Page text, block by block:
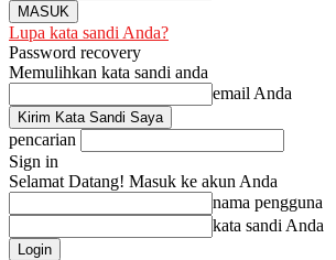
Lupa kata sandi Anda?
Password recovery
Memulihkan kata sandi anda
email Anda
pencarian
Sign in
Selamat Datang! Masuk ke akun Anda
nama pengguna
kata sandi Anda